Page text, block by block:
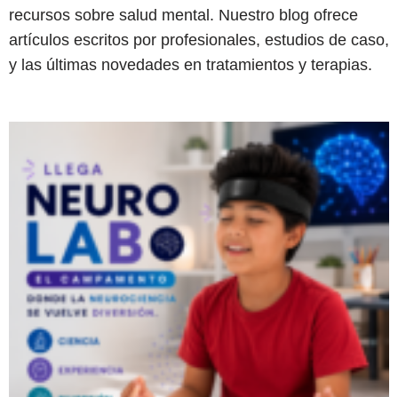
recursos sobre salud mental. Nuestro blog ofrece
artículos escritos por profesionales, estudios de caso,
y las últimas novedades en tratamientos y terapias.